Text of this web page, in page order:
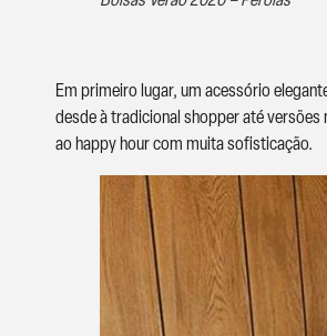
Em primeiro lugar, um acessório
desde à tradicional shopper até
ao happy hour com muita sofisticação.